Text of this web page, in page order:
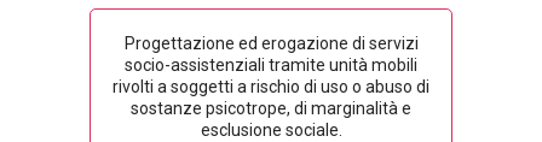
Progettazione ed erogazione di servizi
socio-assistenziali tramite unità mobili
rivolti a soggetti a rischio di uso o abuso di
sostanze psicotrope, di marginalità e
esclusione sociale.